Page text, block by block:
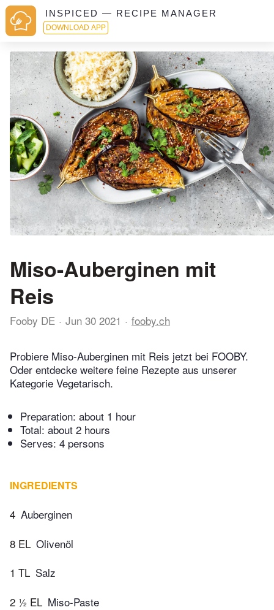
INSPICED — RECIPE MANAGER
DOWNLOAD APP
Miso-Auberginen mit
Reis
Fooby DE Jun 30 2021 fooby.ch
Probiere Miso-Auberginen mit Reis jetzt bei FOOBY.
Oder entdecke weitere feine Rezepte aus unserer
Kategorie Vegetarisch.
Preparation: about 1 hour
Total: about 2 hours
Serves: 4 persons
INGREDIENTS
4 Auberginen
8 EL Olivenöl
1 TL Salz
2 ½ EL Miso-Paste